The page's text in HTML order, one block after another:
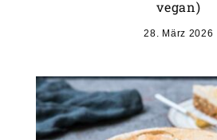
vegan)
28. März 2026